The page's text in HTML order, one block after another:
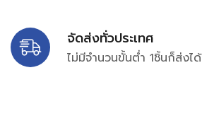
จัดส่งทั่วประเทศ
ไม่มีจำนวนขั้นต่ำ 1ชิ้นก็ส่งได้